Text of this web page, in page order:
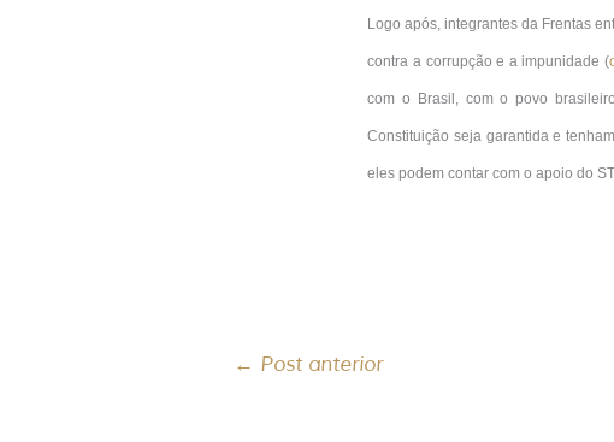
Logo após, integrantes da Frentas
contra a corrupção e a impunidade (
com o Brasil, com o povo
Constituição seja garantida e
eles podem contar com o apoio do
← Post anterior